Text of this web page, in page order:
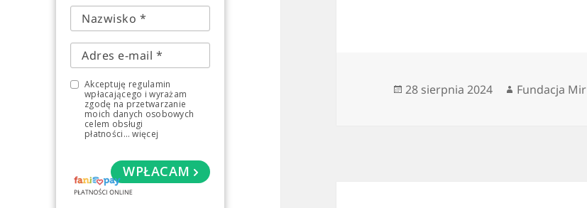
Akceptuję regulamin
wpłacającego i wyrażam
zgodę na przetwarzanie
moich danych osobowych
celem obsługi
płatności... więcej
WPŁACAM
Data
28 sierpnia 2024 Autor
Fundacja Mir